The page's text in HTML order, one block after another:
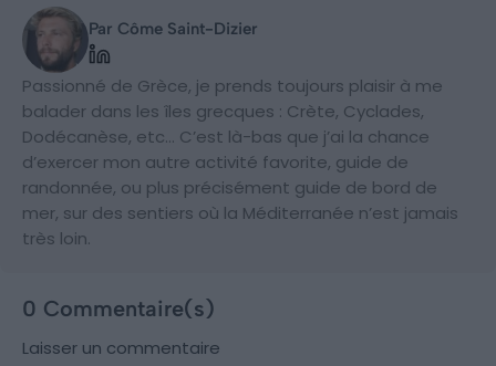
Par Côme Saint-Dizier
Passionné de Grèce, je prends toujours plaisir à me
balader dans les îles grecques : Crète, Cyclades,
Dodécanèse, etc… C’est là-bas que j’ai la chance
d’exercer mon autre activité favorite, guide de
randonnée, ou plus précisément guide de bord de
mer, sur des sentiers où la Méditerranée n’est jamais
très loin.
0 Commentaire(s)
Laisser un commentaire